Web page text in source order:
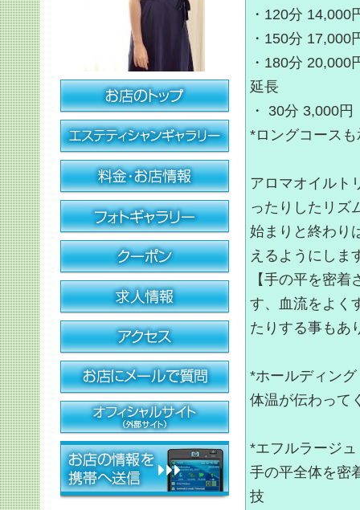
・120分 14,000
・150分 17,000
・180分 20,000
延長
・ 30分 3,000円
*ロングコース
アロマオイルト
ったりしたリズ
始まりと終わり
えるようにしま
【手の平を密
す、血流をよく
たりする事もあ
*ホールディング
体温が伝わって
*エフルラージュ
手の平全体を密
技